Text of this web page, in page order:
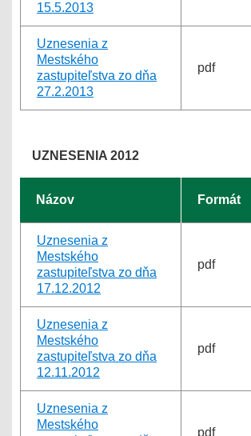
15.5.2013
Uznesenia z
Mestského
zastupiteľstva zo dňa
27.2.2013
pdf
UZNESENIA 2012
Názov Formát
Uznesenia z
Mestského
zastupiteľstva zo dňa
17.12.2012
pdf
Uznesenia z
Mestského
zastupiteľstva zo dňa
12.11.2012
pdf
Uznesenia z
Mestského
pdf